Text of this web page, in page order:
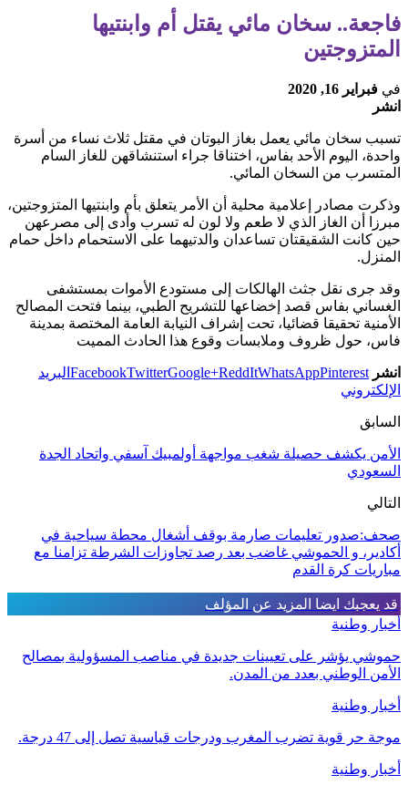
فاجعة.. سخان مائي يقتل أم وابنتيها
المتزوجتين
في فبراير 16, 2020
انشر
تسبب سخان مائي يعمل بغاز البوتان في مقتل ثلاث نساء من أسرة
واحدة، اليوم الأحد بفاس، اختناقا جراء استنشاقهن للغاز السام
المتسرب من السخان المائي.
وذكرت مصادر إعلامية محلية أن الأمر يتعلق بأم وابنتيها المتزوجتين،
مبرزا أن الغاز الذي لا طعم ولا لون له تسرب وأدى إلى مصرعهن
حين كانت الشقيقتان تساعدان والدتيهما على الاستحمام داخل حمام
المنزل.
وقد جرى نقل جثث الهالكات إلى مستودع الأموات بمستشفى
الغساني بفاس قصد إخضاعها للتشريح الطبي، بينما فتحت المصالح
الأمنية تحقيقا قضائيا، تحت إشراف النيابة العامة المختصة بمدينة
فاس، حول ظروف وملابسات وقوع هذا الحادث المميت
انشر FacebookTwitterGoogle+ReddItWhatsAppPinterest
البريد
الإلكتروني
السابق
الأمن يكشف حصيلة شغب مواجهة أولمبيك آسفي واتحاد الجدة
السعودي
التالي
صحف:صدور تعليمات صارمة بوقف أشغال محطة سياحية في
أكادير، و الحموشي غاضب بعد رصد تجاوزات الشرطة تزامنا مع
مباريات كرة القدم
قد يعجبك ايضا المزيد عن المؤلف
أخبار وطنية
حموشي يؤشر على تعيينات جديدة في مناصب المسؤولية بمصالح
الأمن الوطني بعدد من المدن.
أخبار وطنية
موجة حر قوية تضرب المغرب ودرجات قياسية تصل إلى 47 درجة.
أخبار وطنية